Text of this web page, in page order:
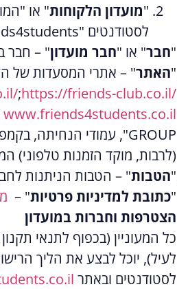
"מועדון הלקוחות" או
לסטודנטים "Friends4students".
"חבר" או "חבר מועדון" – חבר
"האתר" – אתרי המסעדות של
;https://friends-club.co.il/
www.friends4students.co.il
GROUP" , עמודי הנחיתה,
(לרבות, מוקד הזמנות טלפוני)
"הטבות" – הטבות הניתנות לחברי
"כתובת למדיניות פרטיות" –
הצטרפות וחברות במועדון
כל המעוניין (בכפוף לתנאי
לסטודנטים ובאתר